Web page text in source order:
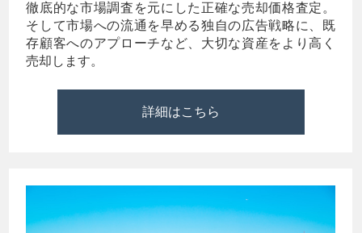
徹底的な市場調査を元にした正確な売却価格査定。
そして市場への流通を早める独自の広告戦略に、既
存顧客へのアプローチなど、大切な資産をより高く
売却します。
詳細はこちら